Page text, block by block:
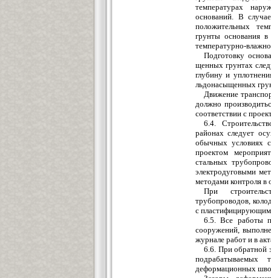
температурах
оснований. В
положительных
грунты основания
температурно-
Подготовку
щенных грунтах след
глубину и
льдонасыщенных
Движение
должно
соответствии с
6.4.
районах следует
обычных условиях
проектом
стальных
электродуговыми
методами контроля в
При
трубопроводов,
с
6.5. Все работы
сооружений,
журнале работ и в
6.6. При обратной
подрабатываемых
деформационных